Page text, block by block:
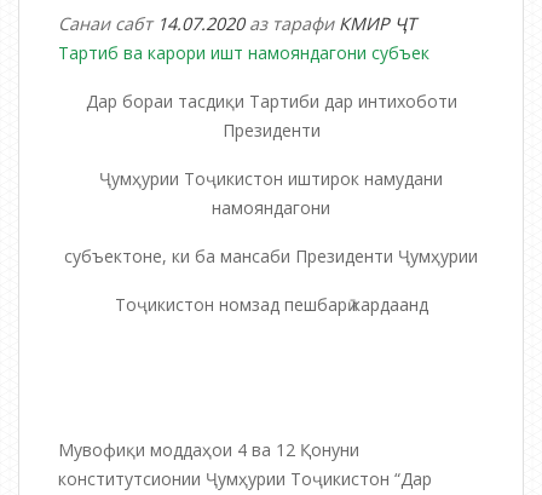
Санаи сабт 14.07.2020аз тарафи КМИР ҶТ
Тартиб ва карори ишт намояндагони субъек
Дар бораи тасдиқи Тартиби дар интихоботи
Президенти
Ҷумҳурии Тоҷикистон иштирок намудани
намояндагони
субъектоне, ки ба мансаби Президенти Ҷумҳурии
Тоҷикистон номзад пешбарӣ кардаанд
Мувофиқи моддаҳои 4 ва 12 Қонуни
конститутсионии Ҷумҳурии Тоҷикистон “Дар